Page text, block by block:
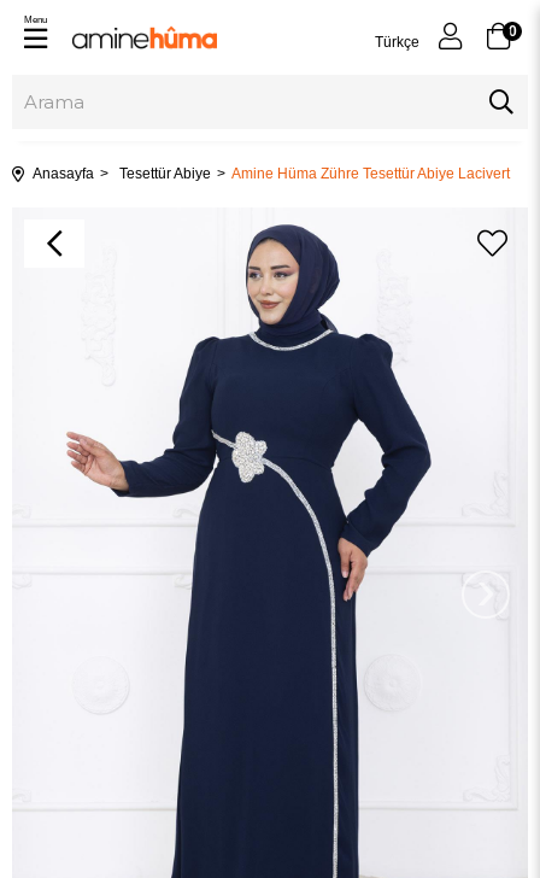
Türkçe
0
Menu
Anasayfa Tesettür Abiye Amine Hüma Zühre Tesettür Abiye Lacivert
›